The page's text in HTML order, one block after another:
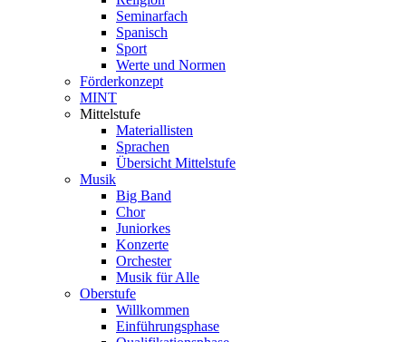
Seminarfach
Spanisch
Sport
Werte und Normen
Förderkonzept
MINT
Mittelstufe
Materiallisten
Sprachen
Übersicht Mittelstufe
Musik
Big Band
Chor
Juniorkes
Konzerte
Orchester
Musik für Alle
Oberstufe
Willkommen
Einführungsphase